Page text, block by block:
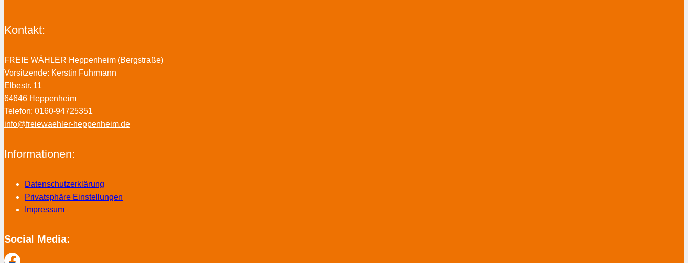
Kontakt:
FREIE WÄHLER Heppenheim (Bergstraße)
Vorsitzende: Kerstin Fuhrmann
Elbestr. 11
64646 Heppenheim
Telefon: 0160-94725351
info@freiewaehler-heppenheim.de
Informationen:
Datenschutzerklärung
Privatsphäre Einstellungen
Impressum
Social Media: